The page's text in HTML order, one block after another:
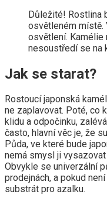
Důležité! Rostlina
osvětleném místě.
osvětlení.
nesoustředí se na
Jak se starat?
Rostoucí japonská
ne zaplavovat. Poté, co
klidu a odpočinku,
často, hlavní věc je, že
Půda, ve které bude
nemá smysl ji
Obvykle se univerzální
prodejnách, a pokud
substrát pro azalku.